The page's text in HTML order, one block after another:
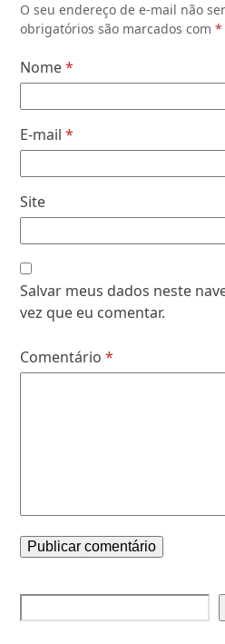
O seu endereço de e-mail não
obrigatórios são marcados com*
Nome*
E-mail*
Site
Salvar meus dados neste
vez que eu comentar.
Comentário*